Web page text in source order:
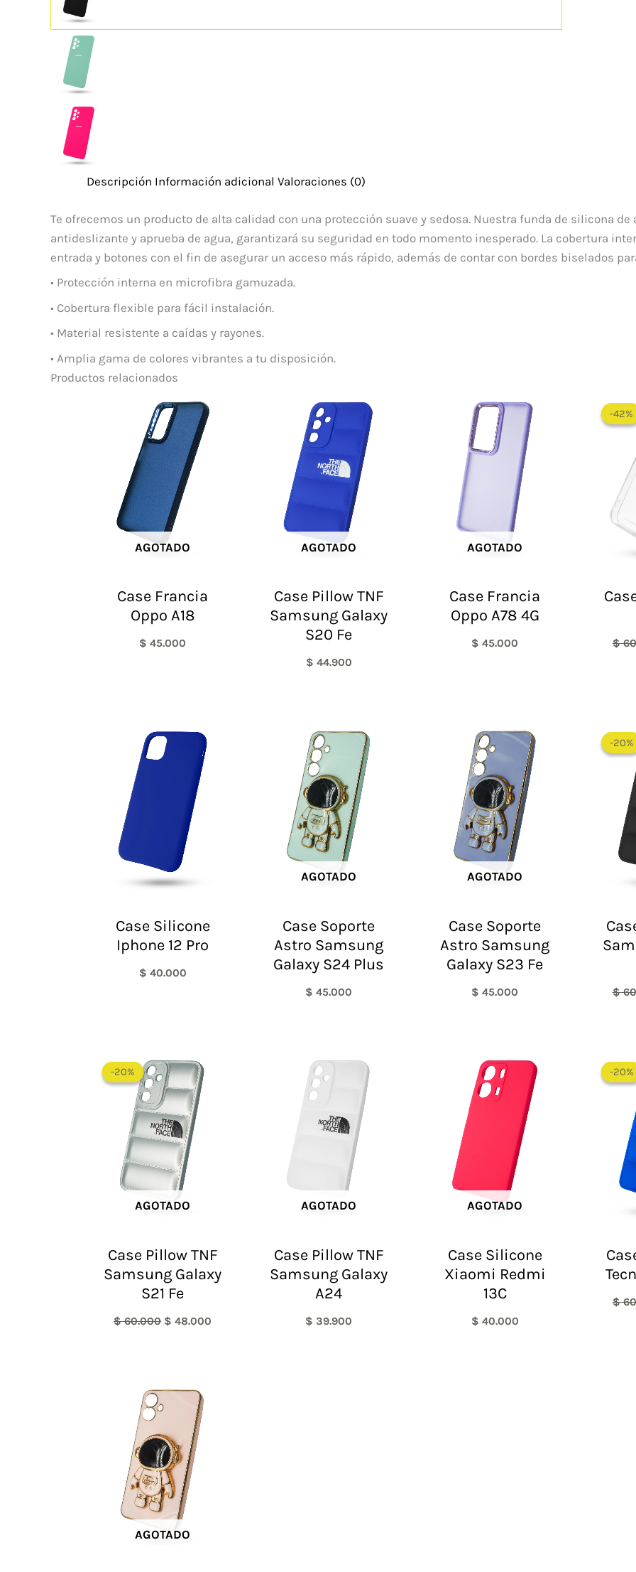
Descripción Información adicional Valoraciones (0)
Te ofrecemos un producto de alta calidad con una protección suave y sedosa. Nuestra funda de silicona
antideslizante y aprueba de agua, garantizará su seguridad en todo momento inesperado. La cobertura
entrada y botones con el fin de asegurar un acceso más rápido, además de contar con bordes biselados
• Protección interna en microfibra gamuzada.
• Cobertura flexible para fácil instalación.
• Material resistente a caídas y rayones.
• Amplia gama de colores vibrantes a tu disposición.
Productos relacionados
AGOTADO
Case Francia
Oppo A18
$ 45.000
AGOTADO
Case Pillow TNF
Samsung Galaxy
S20 Fe
$ 44.900
AGOTADO
Case Francia
Oppo A78 4G
$ 45.000
-42%
-42%
$
Case Silicone
Iphone 12 Pro
$ 40.000
AGOTADO
Case Soporte
Astro Samsung
Galaxy S24 Plus
$ 45.000
AGOTADO
Case Soporte
Astro Samsung
Galaxy S23 Fe
$ 45.000
-20%
-20%
$
-20%
AGOTADO
-20%
Case Pillow TNF
Samsung Galaxy
S21 Fe
$60.000
precio
original
era:
$ 60.000.
$ 48.000
AGOTADO
Case Pillow TNF
Samsung Galaxy
A24
$ 39.900
AGOTADO
Case Silicone
Xiaomi Redmi
13C
$ 40.000
-20%
-20%
$
AGOTADO